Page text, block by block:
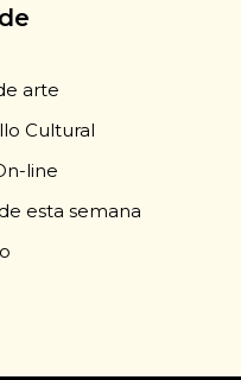
arte
Cultural
line
esta semana